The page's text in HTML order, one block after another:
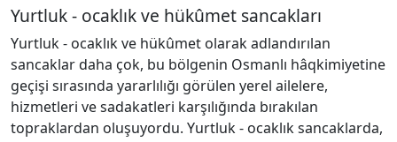
Yurtluk - ocaklık ve hükûmet sancakları
Yurtluk - ocaklık ve hükûmet olarak adlandırılan
sancaklar daha çok, bu bölgenin Osmanlı hâqkimiyetine
geçişi sırasında yararlılığı görülen yerel ailelere,
hizmetleri ve sadakatleri karşılığında bırakılan
topraklardan oluşuyordu. Yurtluk - ocaklık sancaklarda,